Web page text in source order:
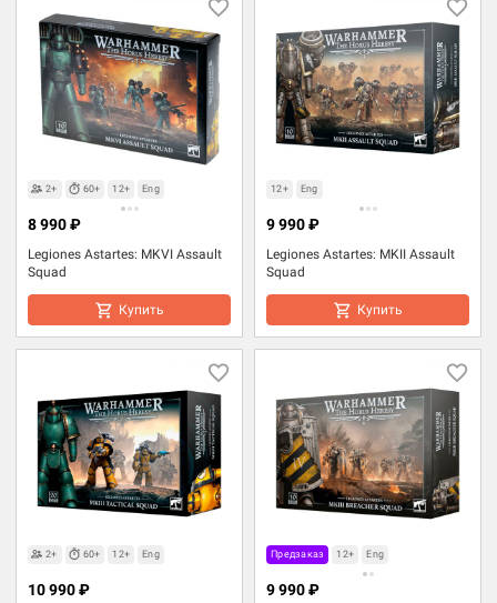
2+ 60+ 12+ Eng
Legiones Astartes: MKVI Assault
Squad
8 990 ₽
Купить
12+ Eng
Legiones Astartes: MKII Assault
Squad
9 990 ₽
Купить
2+ 60+ 12+ Eng
10 990 ₽
Предзаказ 12+ Eng
9 990 ₽